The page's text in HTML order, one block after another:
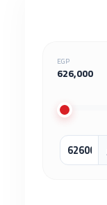
EGP
626,000